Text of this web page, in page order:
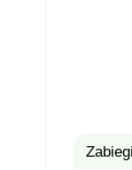
Zabiegi